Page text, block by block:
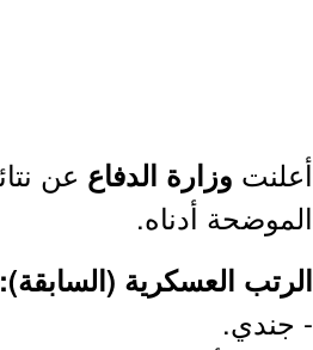
أعلنت وزارة الدفاع
الموضحة أدناه.
الرتب العسكرية (السابقة):
- جندي.